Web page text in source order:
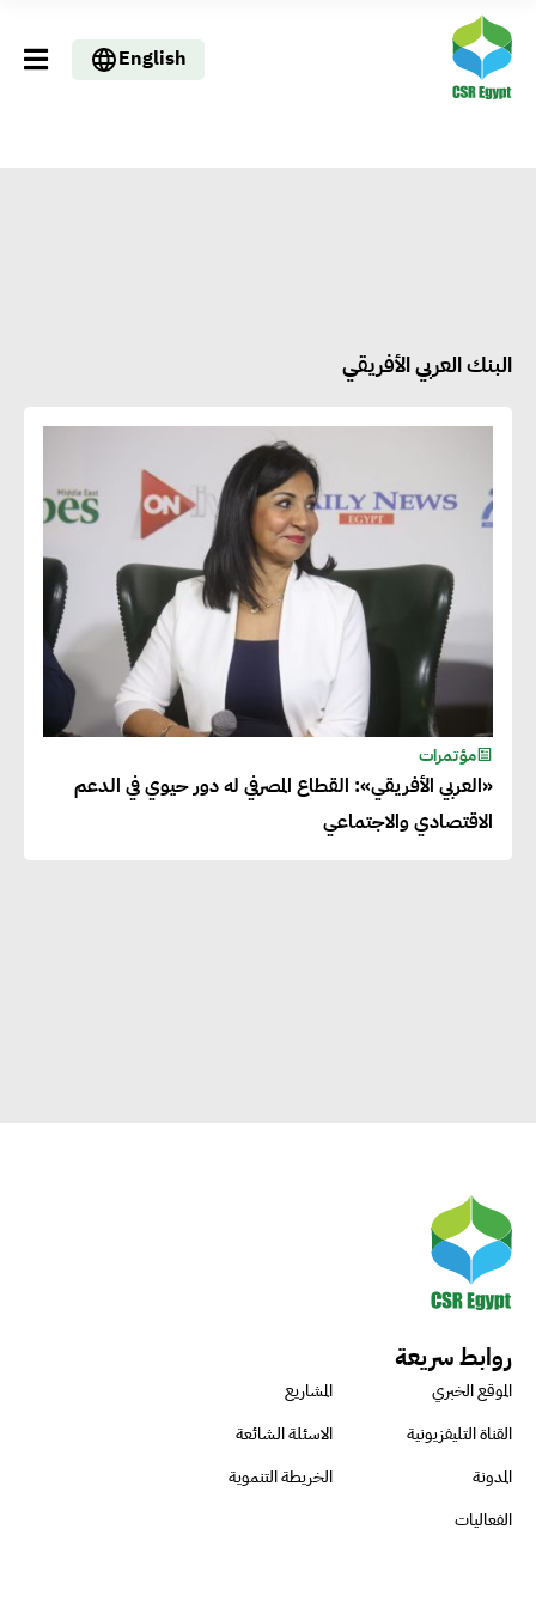
English
البنك العربي الأفريقي
مؤتمرات
«العربي الأفريقي»: القطاع المصرفي له دور حيوي في الدعم
الاقتصادي والاجتماعي
روابط سريعة
الموقع الخبري
المشاريع
القناة التليفزيونية
الاسئلة الشائعة
المدونة
الخريطة التنموية
الفعاليات